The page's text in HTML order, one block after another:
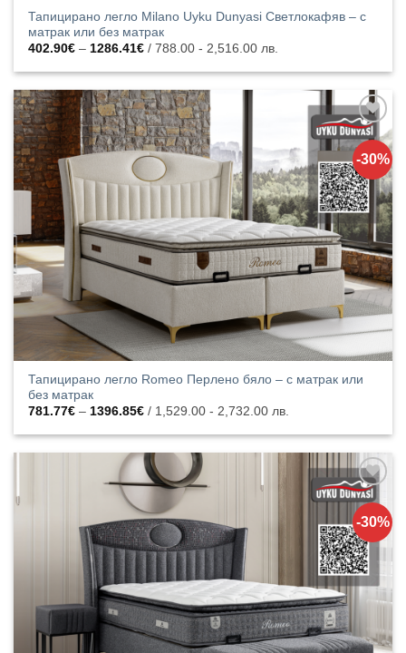
Тапицирано легло Milano Uyku Dunyasi Светлокафяв – с
матрак или без матрак
402.90€ – 1286.41€Price
402.90€
1286.41€
/ 788.00 - 2,516.00 лв.
-30%
Добавяне
към
списъка с
харесани
продукти
Тапицирано легло Romeo Перлено бяло – с матрак или
без матрак
781.77€ – 1396.85€Price
781.77€
1396.85€
/ 1,529.00 - 2,732.00 лв.
-30%
Добавяне
към
списъка с
харесани
продукти